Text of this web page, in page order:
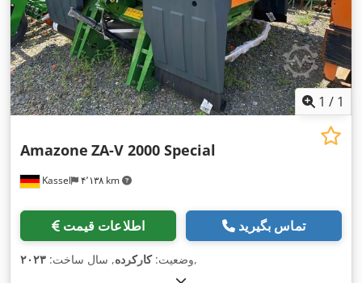
1 / 1
Kassel ۴٬۱۳۸ km
Amazone ZA-V 2000 Special
اطلاعات قیمت تماس بگیرید
وضعیت:کارکرده, سال ساخت: ۲۰۲۳ ,